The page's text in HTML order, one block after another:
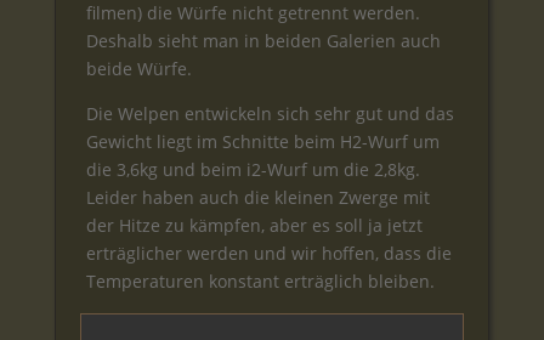
filmen) die Würfe nicht getrennt werden.
Deshalb sieht man in beiden Galerien auch
beide Würfe.
Die Welpen entwickeln sich sehr gut und das
Gewicht liegt im Schnitte beim H2-Wurf um
die 3,6kg und beim i2-Wurf um die 2,8kg.
Leider haben auch die kleinen Zwerge mit
der Hitze zu kämpfen, aber es soll ja jetzt
erträglicher werden und wir hoffen, dass die
Temperaturen konstant erträglich bleiben.